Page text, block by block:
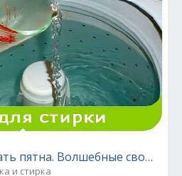
пятна. Волшебные свойства
и стирка